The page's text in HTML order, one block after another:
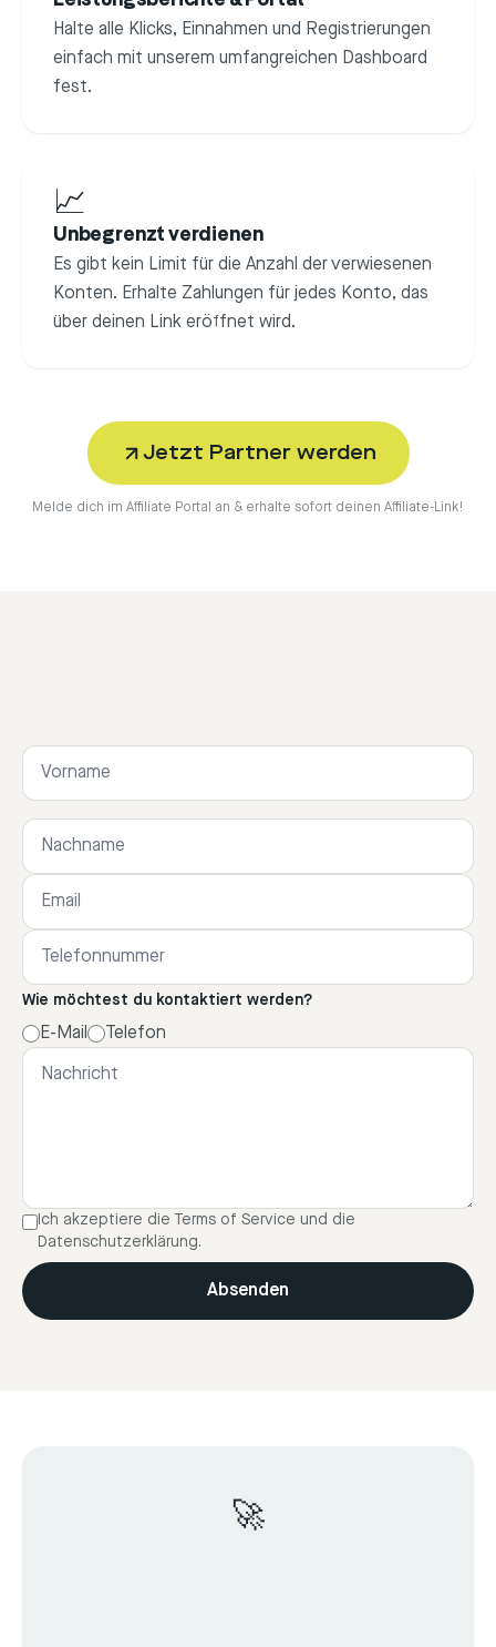
Halte alle Klicks, Einnahmen und Registrierungen
einfach mit unserem umfangreichen Dashboard
fest.
📈
Unbegrenzt verdienen
Es gibt kein Limit für die Anzahl der verwiesenen
Konten. Erhalte Zahlungen für jedes Konto, das
über deinen Link eröffnet wird.
Jetzt Partner werden
Melde dich im Affiliate Portal an & erhalte sofort deinen Affiliate-Link!
Wie möchtest du kontaktiert werden?
E-Mail Telefon
Ich akzeptiere die Terms of Service und die
Datenschutzerklärung.
Absenden
🚀